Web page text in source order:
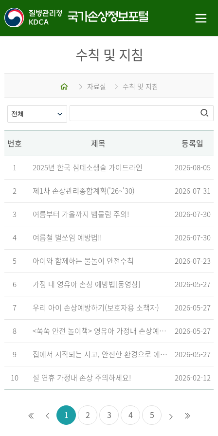
수칙 및 지침
자료실 수칙 및 지침
번호 제목 등록일
1 2025년 한국 심폐소생술 가이드라인 2026-08-05
2 제1차 손상관리종합계획('26~'30) 2026-07-31
3 여름부터 가을까지 뱀물림 주의! 2026-07-30
4 여름철 벌쏘임 예방법!! 2026-07-30
5 아이와 함께하는 물놀이 안전수칙 2026-07-23
6 가정 내 영유아 손상 예방법[동영상] 2026-05-27
7 우리 아이 손상예방하기(보호자용 소책자) 2026-05-27
8 <쑥쑥 안전 놀이책> 영유아 가정내 손상예방_영유아 놀이형 교육 교재 2026-05-27
9 집에서 시작되는 사고, 안전한 환경으로 예방해요 2026-05-27
10 설 연휴 가정내 손상 주의하세요! 2026-02-12
1 2 3 4 5